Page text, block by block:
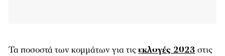
Τα ποσοστά των κομμάτων για τιςεκλογές 2023 στις